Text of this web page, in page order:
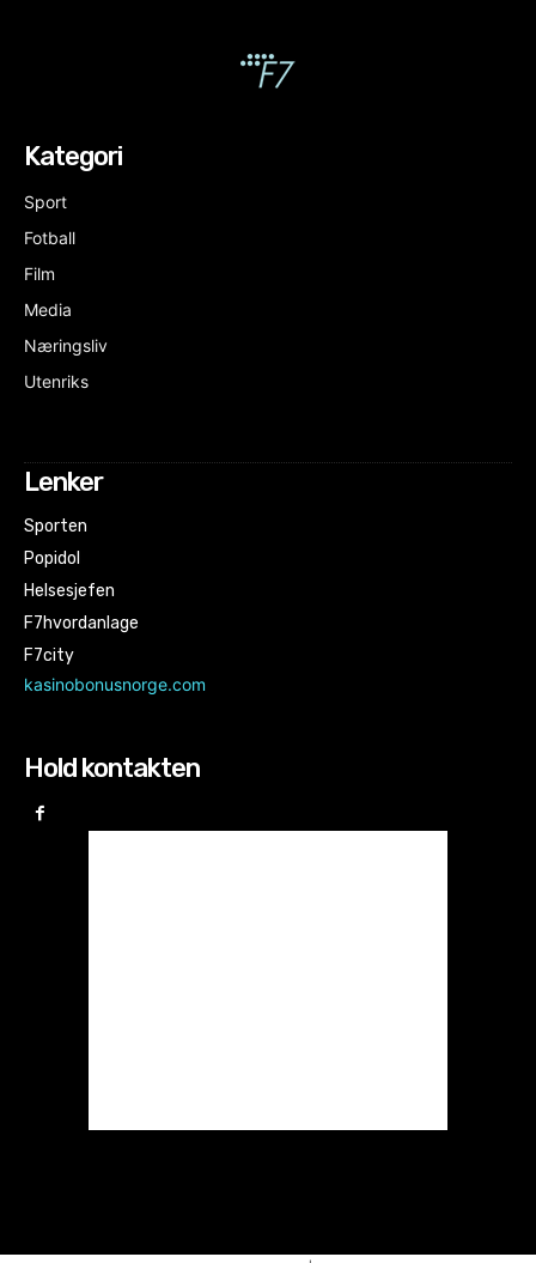
Kategori
Sport
Fotball
Film
Media
Næringsliv
Utenriks
Lenker
Sporten
Popidol
Helsesjefen
F7hvordanlage
F7city
kasinobonusnorge.com
Hold kontakten